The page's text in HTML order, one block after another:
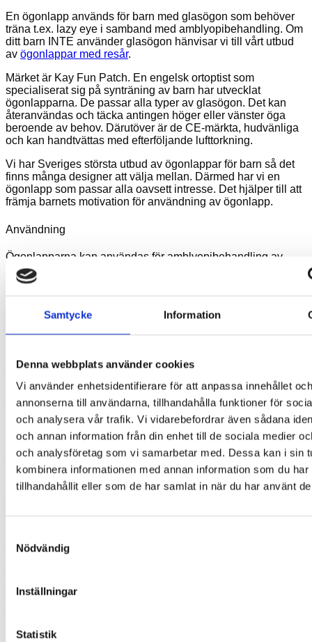
Samtycke Information
Denna webbplats använder cookies
Vi använder enhetsidentifierare för att anpassa innehållet och
annonserna till användarna, tillhandahålla funktioner för
och analysera vår trafik. Vi vidarebefordrar även sådana
och annan information från din enhet till de sociala medier
och analysföretag som vi samarbetar med. Dessa kan i sin
kombinera informationen med annan information som du har
tillhandahållit eller som de har samlat in när du har använt
Nödvändig
Inställningar
Statistik
En ögonlapp används för barn med glasögon som behöver
träna t.ex. lazy eye i samband med amblyopibehandling. Om
ditt barn INTE använder glasögon hänvisar vi till vårt utbud
av ögonlappar med resår.
Märket är Kay Fun Patch. En engelsk ortoptist som
specialiserat sig på synträning av barn har utvecklat
ögonlapparna. De passar alla typer av glasögon. Det kan
återanvändas och täcka antingen höger eller vänster öga
beroende av behov. Därutöver är de CE-märkta, hudvänliga
och kan handtvättas med efterföljande lufttorkning.
Vi har Sveriges största utbud av ögonlappar för barn så det
finns många designer att välja mellan. Därmed har vi en
ögonlapp som passar alla oavsett intresse. Det hjälper till att
främja barnets motivation för användning av ögonlapp.
Användning
Ögonlapparna kan användas för amblyopibehandling av
barn som bär glasögon. De placeras på insidan av
glasögonen. Detta har fördelen att glasögonen hjälper till att
exempelvis irriterad hud.
Får endast användas efter avtal med ortoptist eller
ögonläkare.
Formen
Ögonlappen består av ett ovalt tygstycke som placeras på
insidan av glasögonen. Den snäpper igen, täcker glaset och
följer glasögonskalmen. Den placeras på insidan av
andra tätt vävda lager.
ett mönster som innebär att du vid beställning måste välja om
Instruktioner